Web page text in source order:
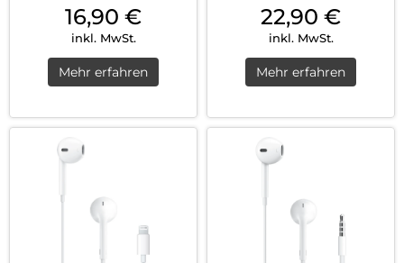
Weiß
16,90 €
inkl. MwSt.
Mehr erfahren
22,90 €
inkl. MwSt.
Mehr erfahren